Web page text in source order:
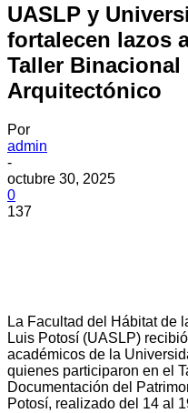
UASLP y
fortalecen lazos
Taller
Arquitectónico
Por
admin
-
octubre 30, 2025
0
137
La Facultad del Hábitat de
Luis Potosí (UASLP)
académicos de la
quienes participaron en el
Documentación del
Potosí, realizado del 14 al